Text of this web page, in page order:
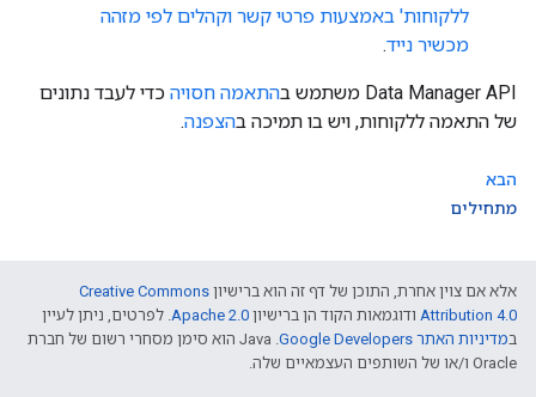
ללקוחות' באמצעות פרטי קשר וקהלים לפי מזהה
מכשיר נייד.
‫Data Manager API משתמש ב התאמה חסויה כדי לעבד נתונים
של התאמה ללקוחות, ויש בו תמיכה בהצפנה.
הבא
מתחילים
אלא אם צוין אחרת, התוכן של דף זה הוא ברישיון Creative Commons
Attribution 4.0 ודוגמאות הקוד הן ברישיון Apache 2.0. לפרטים, ניתן לעיין
במדיניות האתר Google Developers‏
.‏ Java הוא סימן מסחרי רשום של חברת
Oracle ו/או של השותפים העצמאיים שלה.